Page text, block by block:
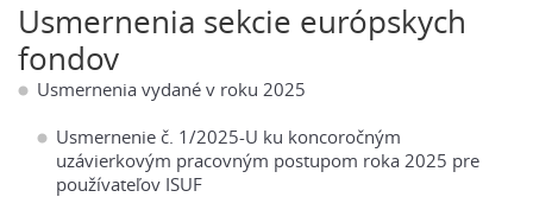
Usmernenia sekcie európskych
fondov
Usmernenia vydané v roku 2025
Usmernenie č. 1/2025-U ku koncoročným
uzávierkovým pracovným postupom roka 2025 pre
používateľov ISUF